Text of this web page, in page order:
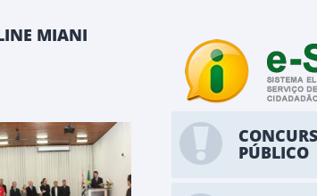
MIANI
PÚBLICO